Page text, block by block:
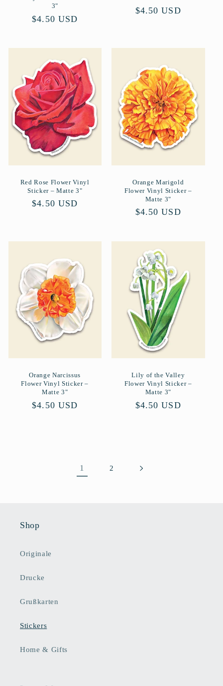
3"
Normaler
$4.50 USD
Normaler
$4.50 USD
Red Rose Flower Vinyl
Sticker – Matte 3"
Normaler
$4.50 USD
Orange Marigold
Flower Vinyl Sticker –
Matte 3"
Normaler
$4.50 USD
Orange Narcissus
Flower Vinyl Sticker –
Matte 3"
Normaler
$4.50 USD
Lily of the Valley
Flower Vinyl Sticker –
Matte 3"
Normaler
$4.50 USD
1 2
Shop
Originale
Drucke
Grußkarten
Stickers
Home & Gifts